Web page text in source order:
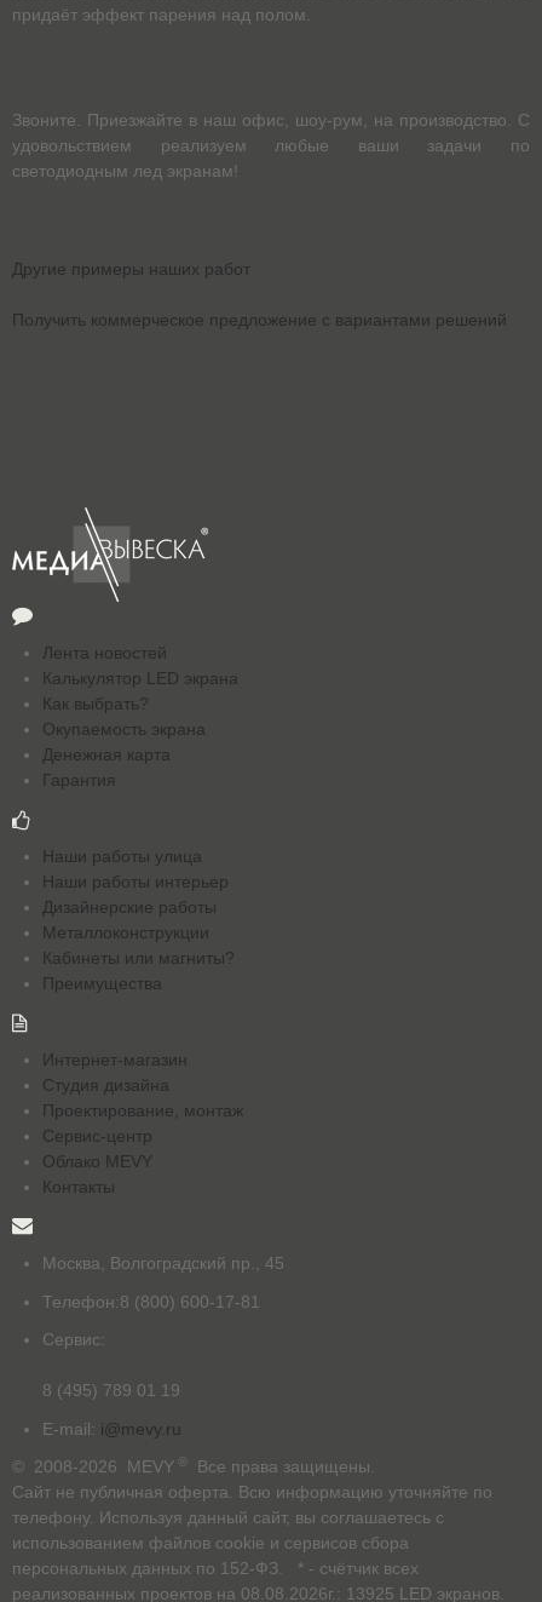
придаёт эффект парения над полом.
Звоните. Приезжайте в наш офис, шоу-рум, на производство. С
удовольствием реализуем любые ваши задачи по
светодиодным лед экранам!
Другие примеры наших работ
Получить коммерческое предложение с вариантами решений
Лента новостей
Калькулятор LED экрана
Как выбрать?
Окупаемость экрана
Денежная карта
Гарантия
Наши работы улица
Наши работы интерьер
Дизайнерские работы
Металлоконструкции
Кабинеты или магниты?
Преимущества
Интернет-магазин
Студия дизайна
Проектирование, монтаж
Сервис-центр
Облако MEVY
Контакты
Москва, Волгоградский пр., 45
Телефон:8 (800) 600-17-81
Сервис:
8 (495) 789 01 19
E-mail: i@mevy.ru
© 2008-2026 MEVY ®
Все права защищены.
Сайт не публичная оферта. Всю информацию уточняйте по
телефону. Используя данный сайт, вы соглашаетесь с
использованием файлов cookie и сервисов сбора
персональных данных по 152-ФЗ. * - счётчик всех
реализованных проектов на 08.08.2026г.: 13925 LED экранов.